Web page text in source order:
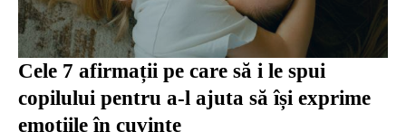
Cele 7 afirmații pe care să i le spui
copilului pentru a-l ajuta să își exprime
emoțiile în cuvinte